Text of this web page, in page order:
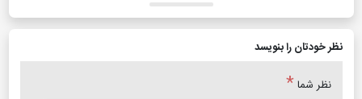
نظر خودتان را بنویسد
نظر شما *